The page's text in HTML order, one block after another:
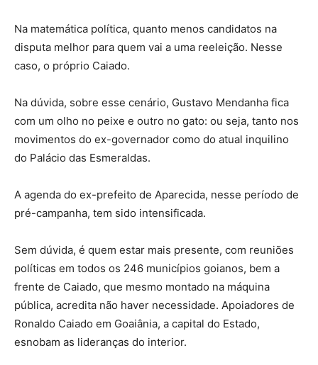
Na matemática política, quanto menos candidatos na
disputa melhor para quem vai a uma reeleição. Nesse
caso, o próprio Caiado.
Na dúvida, sobre esse cenário, Gustavo Mendanha fica
com um olho no peixe e outro no gato: ou seja, tanto nos
movimentos do ex-governador como do atual inquilino
do Palácio das Esmeraldas.
A agenda do ex-prefeito de Aparecida, nesse período de
pré-campanha, tem sido intensificada.
Sem dúvida, é quem estar mais presente, com reuniões
políticas em todos os 246 municípios goianos, bem a
frente de Caiado, que mesmo montado na máquina
pública, acredita não haver necessidade. Apoiadores de
Ronaldo Caiado em Goaiânia, a capital do Estado,
esnobam as lideranças do interior.